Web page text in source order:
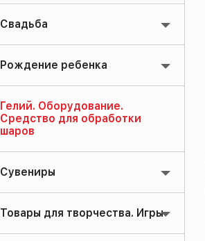
Свадьба
Рождение ребенка
Гелий. Оборудование.
Средство для обработки
шаров
Сувениры
Товары для творчества. Игры